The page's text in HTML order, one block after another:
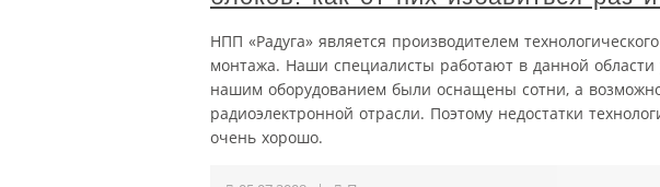
НПП «Радуга» является производителем
монтажа. Наши специалисты работают в данной области
нашим оборудованием были оснащены сотни, а
радиоэлектронной отрасли. Поэтому недостатки
очень хорошо.